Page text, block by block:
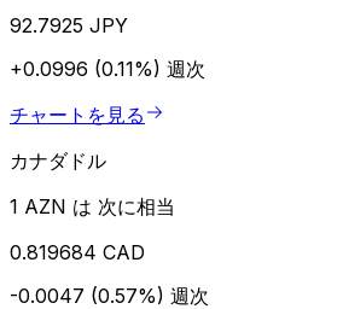
92.7925 JPY
+0.0996 (0.11%) 週次
チャートを見る
カナダドル
1 AZN は 次に相当
0.819684 CAD
-0.0047 (0.57%) 週次